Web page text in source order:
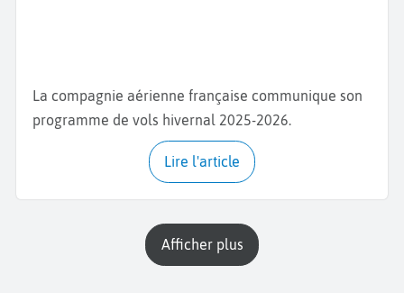
La compagnie aérienne française communique son
programme de vols hivernal 2025-2026.
Lire l'article
Afficher plus